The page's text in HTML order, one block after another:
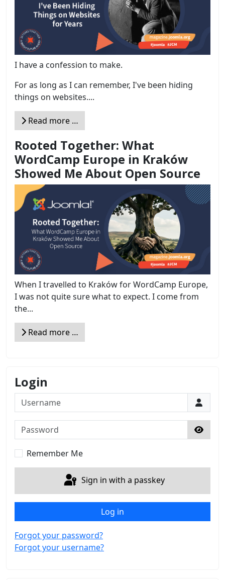
I have a confession to make.
For as long as I can remember, I've been hiding
things on websites....
Read more …
Rooted Together: What
WordCamp Europe in Kraków
Showed Me About Open Source
When I travelled to Kraków for WordCamp Europe,
I was not quite sure what to expect. I come from
the...
Read more …
Login
Username
Password
Show
Remember Me
Sign in with a passkey
Log in
Forgot your password?
Forgot your username?